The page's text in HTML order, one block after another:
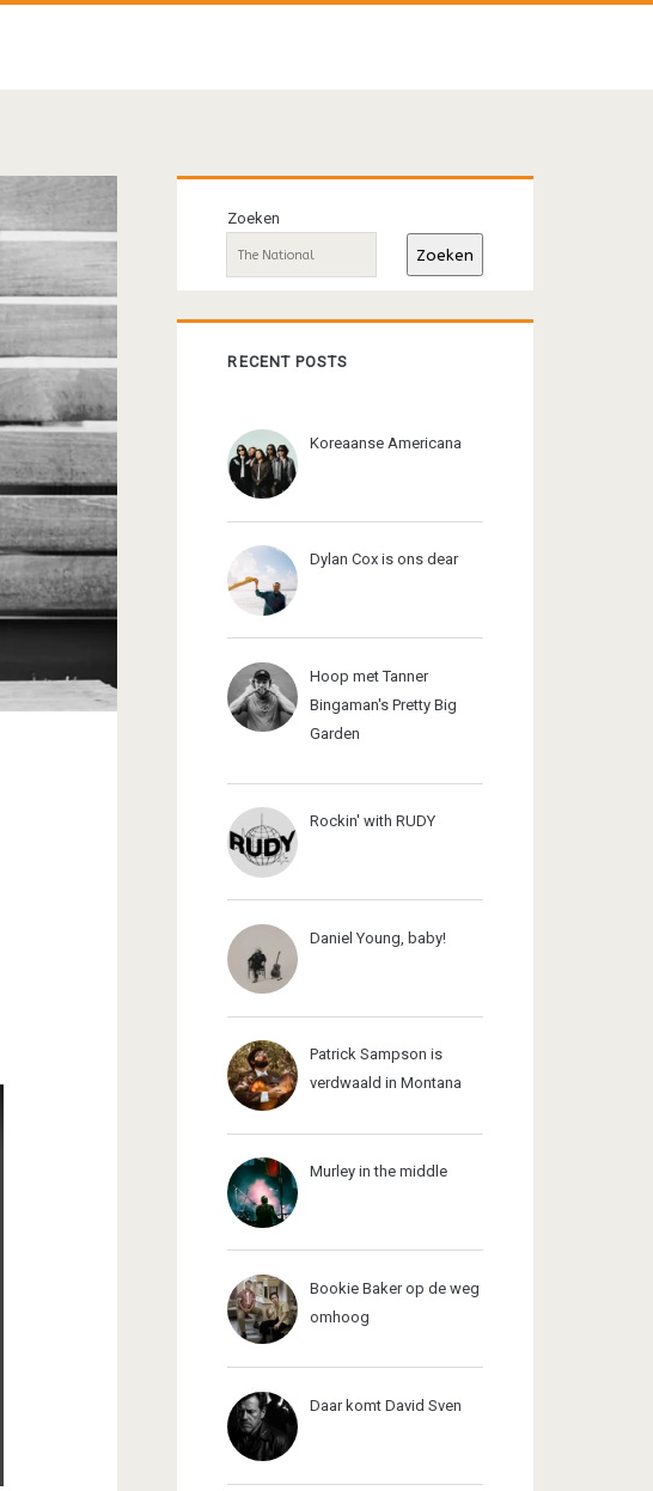
Primaire
sidebar
Zoeken
Zoeken
RECENT POSTS
Koreaanse Americana
Dylan Cox is ons dear
Hoop met Tanner
Bingaman's Pretty Big
Garden
Rockin' with RUDY
Daniel Young, baby!
Patrick Sampson is
verdwaald in Montana
Murley in the middle
Bookie Baker op de weg
omhoog
Daar komt David Sven